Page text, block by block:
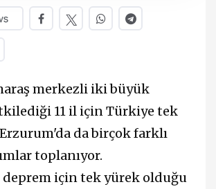
merkezli iki büyük
11 il için Türkiye tek
da birçok farklı
toplanıyor.
için tek yürek olduğu